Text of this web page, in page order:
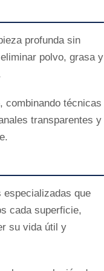
profunda sin
polvo, grasa y
combinando técnicas
transparentes y
especializadas que
cada superficie,
su vida útil y